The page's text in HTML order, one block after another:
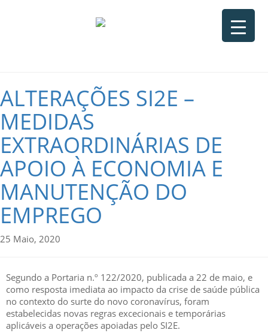
ALTERAÇÕES SI2E –
MEDIDAS
EXTRAORDINÁRIAS DE
APOIO À ECONOMIA E
MANUTENÇÃO DO
EMPREGO
25 Maio, 2020
Segundo a Portaria n.º 122/2020, publicada a 22 de maio, e
como resposta imediata ao impacto da crise de saúde pública
no contexto do surte do novo coronavírus, foram
estabelecidas novas regras excecionais e temporárias
aplicáveis a operações apoiadas pelo SI2E.